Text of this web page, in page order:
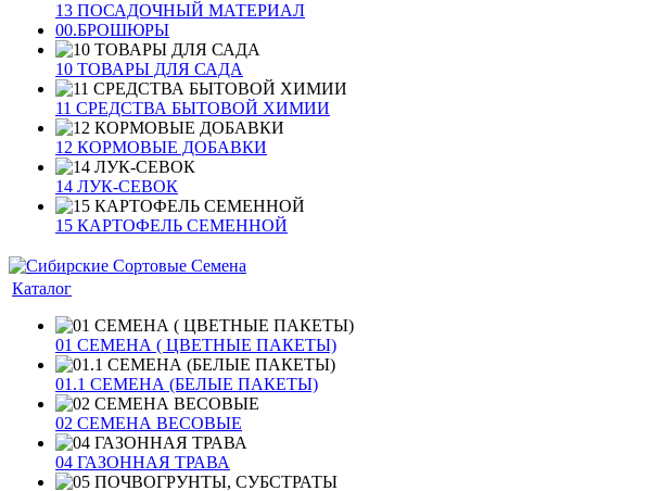
13 ПОСАДОЧНЫЙ МАТЕРИАЛ
00.БРОШЮРЫ
10 ТОВАРЫ ДЛЯ САДА
11 СРЕДСТВА БЫТОВОЙ ХИМИИ
12 КОРМОВЫЕ ДОБАВКИ
14 ЛУК-СЕВОК
15 КАРТОФЕЛЬ СЕМЕННОЙ
Каталог
01 СЕМЕНА ( ЦВЕТНЫЕ ПАКЕТЫ)
01.1 СЕМЕНА (БЕЛЫЕ ПАКЕТЫ)
02 СЕМЕНА ВЕСОВЫЕ
04 ГАЗОННАЯ ТРАВА